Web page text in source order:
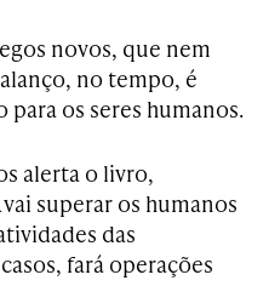
novos, que nem
no tempo, é
os seres humanos.
alerta o livro,
superar os humanos
das
fará operações